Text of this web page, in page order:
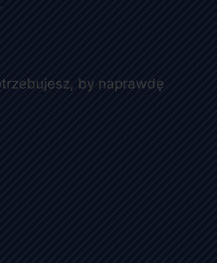
by naprawdę